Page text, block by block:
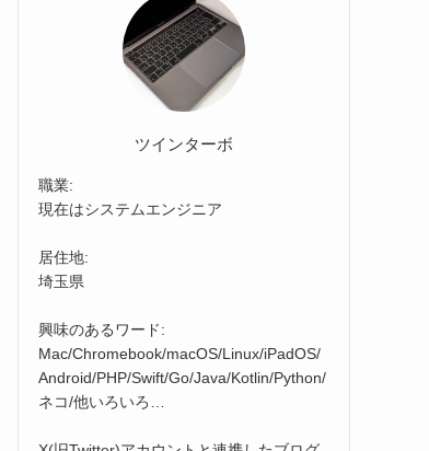
ツインターボ
職業:
現在はシステムエンジニア
居住地:
埼玉県
興味のあるワード:
Mac/Chromebook/macOS/Linux/iPadOS/
Android/PHP/Swift/Go/Java/Kotlin/Python/
ネコ/他いろいろ…